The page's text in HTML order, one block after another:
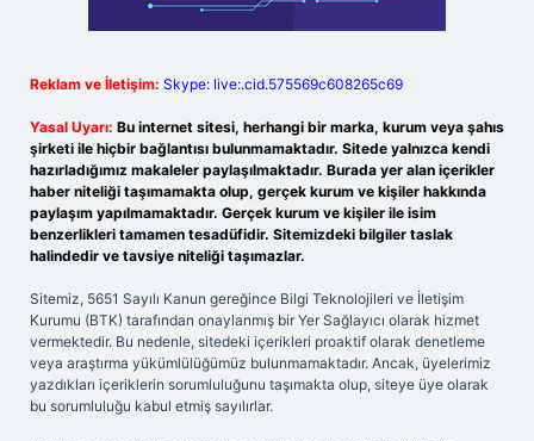
Reklam ve İletişim: Skype: live:.cid.575569c608265c69
Yasal Uyarı: Bu internet sitesi, herhangi bir marka, kurum veya şahıs
şirketi ile hiçbir bağlantısı bulunmamaktadır. Sitede yalnızca kendi
hazırladığımız makaleler paylaşılmaktadır. Burada yer alan içerikler
haber niteliği taşımamakta olup, gerçek kurum ve kişiler hakkında
paylaşım yapılmamaktadır. Gerçek kurum ve kişiler ile isim
benzerlikleri tamamen tesadüfidir. Sitemizdeki bilgiler taslak
halindedir ve tavsiye niteliği taşımazlar.
Sitemiz, 5651 Sayılı Kanun gereğince Bilgi Teknolojileri ve İletişim
Kurumu (BTK) tarafından onaylanmış bir Yer Sağlayıcı olarak hizmet
vermektedir. Bu nedenle, sitedeki içerikleri proaktif olarak denetleme
veya araştırma yükümlülüğümüz bulunmamaktadır. Ancak, üyelerimiz
yazdıkları içeriklerin sorumluluğunu taşımakta olup, siteye üye olarak
bu sorumluluğu kabul etmiş sayılırlar.